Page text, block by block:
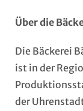
Über die
Die Bäckerei
ist in der
der